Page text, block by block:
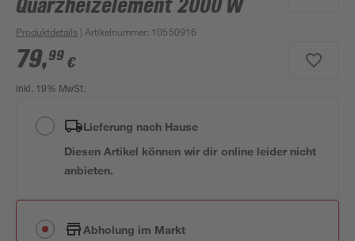
Quarzheizelement 2000 W
Produktdetails | Artikelnummer: 10550916
79,99 €
inkl. 19% MwSt.
Lieferung nach Hause
Diesen Artikel können wir dir online leider nicht
anbieten.
Abholung im Markt